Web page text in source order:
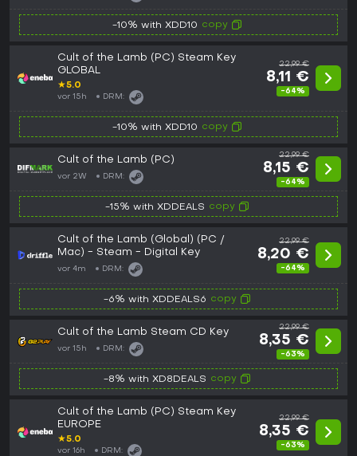
-10% with XDD10 copy
Cult of the Lamb (PC) Steam Key
GLOBAL
★5.0
vor 15h DRM:
22,99 €
8,11 €
-64%
-10% with XDD10 copy
Cult of the Lamb (PC)
vor 2W DRM:
22,99 €
8,15 €
-64%
-15% with XDDEALS copy
Cult of the Lamb (Global) (PC /
Mac) - Steam - Digital Key
vor 4m DRM:
22,99 €
8,20 €
-64%
-6% with XDDEALS6 copy
Cult of the Lamb Steam CD Key
vor 15h DRM:
22,99 €
8,35 €
-63%
-8% with XD8DEALS copy
Cult of the Lamb (PC) Steam Key
EUROPE
★5.0
vor 16h DRM:
22,99 €
8,35 €
-63%